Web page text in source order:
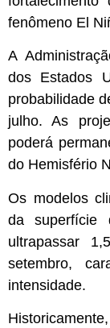
fenômeno El
A
dos Estados
probabilidade
julho. As
poderá
do Hemisfério
Os modelos
da
ultrapassar
setembro,
intensidade.